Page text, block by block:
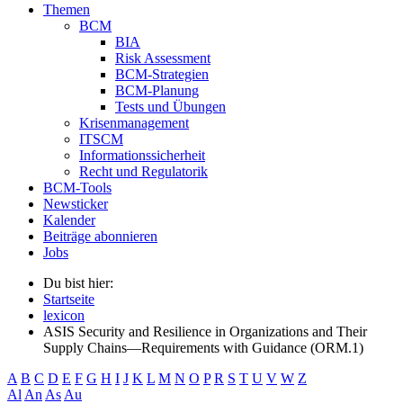
Themen
BCM
BIA
Risk Assessment
BCM-Strategien
BCM-Planung
Tests und Übungen
Krisenmanagement
ITSCM
Informationssicherheit
Recht und Regulatorik
BCM-Tools
Newsticker
Kalender
Beiträge abonnieren
Jobs
Du bist hier:
Startseite
lexicon
ASIS Security and Resilience in Organizations and Their
Supply Chains—Requirements with Guidance (ORM.1)
A B C D E F G H I J K L M N O P R S T U V W Z
Al An As Au